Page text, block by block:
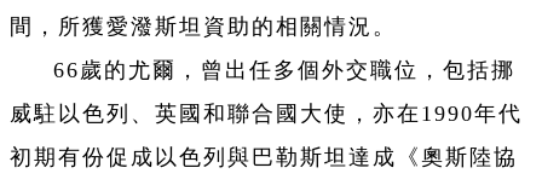
間，所獲愛潑斯坦資助的相關情況。
66歲的尤爾，曾出任多個外交職位，包括挪
威駐以色列、英國和聯合國大使，亦在1990年代
初期有份促成以色列與巴勒斯坦達成《奧斯陸協